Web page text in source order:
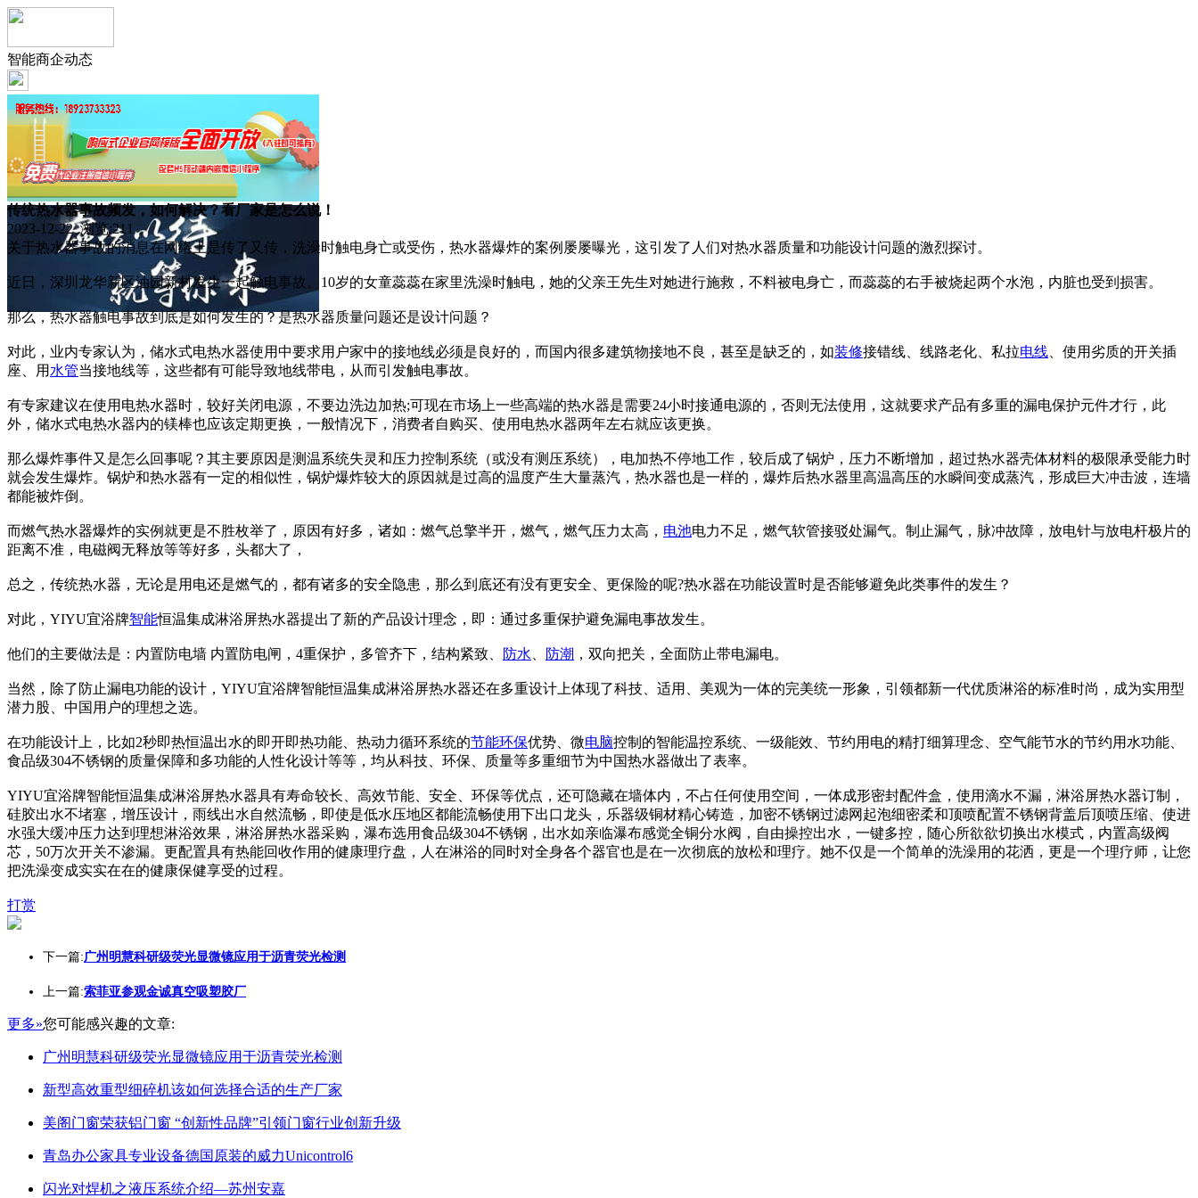
智能商企动态
传统热水器事故频发，如何解决？看厂家是怎么说！
2023-12-22 浏览:211
关于热水器事故的消息在网络上是传了又传，洗澡时触电身亡或受伤，热水器爆炸的案例屡屡曝光，这引发了人们对热水器质量和功能设计问题的激烈探讨。
近日，深圳龙华新区油园新村发生一起触电事故。10岁的女童蕊蕊在家里洗澡时触电，她的父亲王先生对她进行施救，不料被电身亡，而蕊蕊的右手被烧起两个水泡，内脏也受到损害。
那么，热水器触电事故到底是如何发生的？是热水器质量问题还是设计问题？
对此，业内专家认为，储水式电热水器使用中要求用户家中的接地线必须是良好的，而国内很多建筑物接地不良，甚至是缺乏的，如装修接错线、线路老化、私拉电线 、使用劣质的开关插
座、用 水管当接地线等，这些都有可能导致地线带电，从而引发触电事故。
有专家建议在使用电热水器时，较好关闭电源，不要边洗边加热;可现在市场上一些高端的热水器是需要24小时接通电源的，否则无法使用，这就要求产品有多重的漏电保护元件才行，此
外，储水式电热水器内的镁棒也应该定期更换，一般情况下，消费者自购买、使用电热水器两年左右就应该更换。
那么爆炸事件又是怎么回事呢？其主要原因是测温系统失灵和压力控制系统（或没有测压系统），电加热不停地工作，较后成了锅炉，压力不断增加，超过热水器壳体材料的极限承受能力时
就会发生爆炸。锅炉和热水器有一定的相似性，锅炉爆炸较大的原因就是过高的温度产生大量蒸汽，热水器也是一样的，爆炸后热水器里高温高压的水瞬间变成蒸汽，形成巨大冲击波，连墙
都能被炸倒。
而燃气热水器爆炸的实例就更是不胜枚举了，原因有好多，诸如：燃气总擎半开，燃气，燃气压力太高， 电池电力不足，燃气软管接驳处漏气。制止漏气，脉冲故障，放电针与放电杆极片的
距离不准，电磁阀无释放等等好多，头都大了，
总之，传统热水器，无论是用电还是燃气的，都有诸多的安全隐患，那么到底还有没有更安全、更保险的呢?热水器在功能设置时是否能够避免此类事件的发生？
对此，YIYU宜浴牌智能恒温集成淋浴屏热水器提出了新的产品设计理念，即：通过多重保护避免漏电事故发生。
他们的主要做法是：内置防电墙 内置防电闸，4重保护，多管齐下，结构紧致、 防水 防潮 ，双向把关，全面防止带电漏电。
当然，除了防止漏电功能的设计，YIYU宜浴牌智能恒温集成淋浴屏热水器还在多重设计上体现了科技、适用、美观为一体的完美统一形象，引领都新一代优质淋浴的标准时尚，成为实用型
潜力股、中国用户的理想之选。
在功能设计上，比如2秒即热恒温出水的即开即热功能、热动力循环系统的节能环保优势、微电脑控制的智能温控系统、一级能效、节约用电的精打细算理念、空气能节水的节约用水功能、
食品级304不锈钢的质量保障和多功能的人性化设计等等，均从科技、环保、质量等多重细节为中国热水器做出了表率。
YIYU宜浴牌智能恒温集成淋浴屏热水器具有寿命较长、高效节能、安全、环保等优点，还可隐藏在墙体内，不占任何使用空间，一体成形密封配件盒，使用滴水不漏，淋浴屏热水器订制，
硅胶出水不堵塞，增压设计，雨线出水自然流畅，即使是低水压地区都能流畅使用下出口龙头，乐器级铜材精心铸造，加密不锈钢过滤网起泡细密柔和顶喷配置不锈钢背盖后顶喷压缩、使进
水强大缓冲压力达到理想淋浴效果，淋浴屏热水器采购，瀑布选用食品级304不锈钢，出水如亲临瀑布感觉全铜分水阀，自由操控出水，一键多控，随心所欲欲切换出水模式，内置高级阀
芯，50万次开关不渗漏。更配置具有热能回收作用的健康理疗盘，人在淋浴的同时对全身各个器官也是在一次彻底的放松和理疗。她不仅是一个简单的洗澡用的花洒，更是一个理疗师，让您
把洗澡变成实实在在的健康保健享受的过程。
打赏
下一篇:广州明慧科研级荧光显微镜应用于沥青荧光检测
上一篇:索菲亚参观金诚真空吸塑胶厂
更多»您可能感兴趣的文章:
广州明慧科研级荧光显微镜应用于沥青荧光检测
新型高效重型细碎机该如何选择合适的生产厂家
美阁门窗荣获铝门窗 “创新性品牌”引领门窗行业创新升级
青岛办公家具专业设备德国原装的威力Unicontrol6
闪光对焊机之液压系统介绍—苏州安嘉